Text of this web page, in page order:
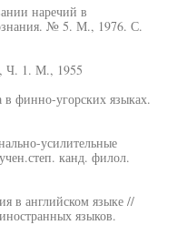
наречий в
№ 5. М., 1976. С.
Ч. 1. М., 1955
финно-угорских языках.
усилительные
канд. филол.
в английском языке //
языков.